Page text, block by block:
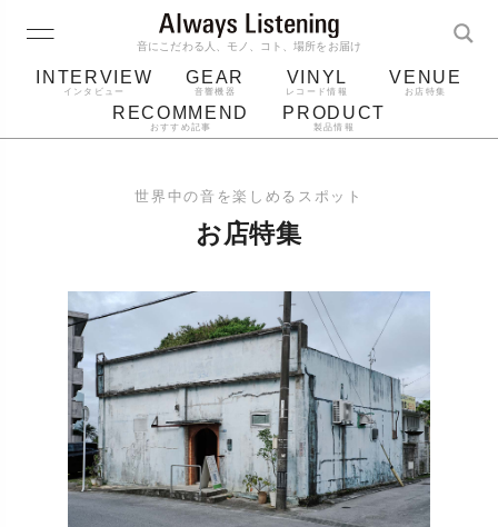
音にこだわる人、モノ、コト、場所をお届け
INTERVIEW
インタビュー
GEAR
音響機器
VINYL
レコード情報
VENUE
お店特集
RECOMMEND
おすすめ記事
PRODUCT
製品情報
ジャケット bluetooth アルバム
レコード針
世界中の音を楽しめるスポット
お店特集